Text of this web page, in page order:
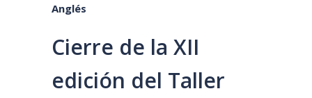
Anglés
Cierre de la XII
edición del Taller